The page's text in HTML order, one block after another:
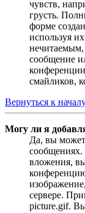
чувств,
грусть.
форме
используя
нечитаемым,
сообщение
смайликов,
Вернуться к
Могу ли я
Да, вы
сообщениях.
вложения,
сервере.
picture.gif.